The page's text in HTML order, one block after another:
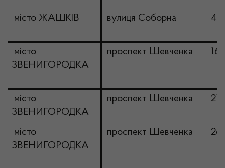
місто ЖАШКІВ вулиця Соборна 40
місто
ЗВЕНИГОРОДКА
проспект Шевченка 16
місто
ЗВЕНИГОРОДКА
проспект Шевченка 21
місто
ЗВЕНИГОРОДКА
проспект Шевченка 26